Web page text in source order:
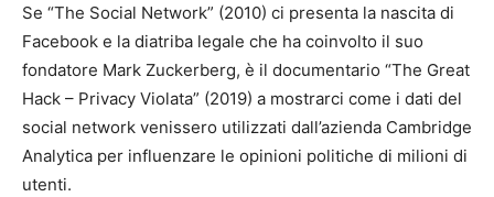
Se “The Social Network” (2010) ci presenta la nascita di
Facebook e la diatriba legale che ha coinvolto il suo
fondatore Mark Zuckerberg, è il documentario “The Great
Hack – Privacy Violata” (2019) a mostrarci come i dati del
social network venissero utilizzati dall’azienda Cambridge
Analytica per influenzare le opinioni politiche di milioni di
utenti.